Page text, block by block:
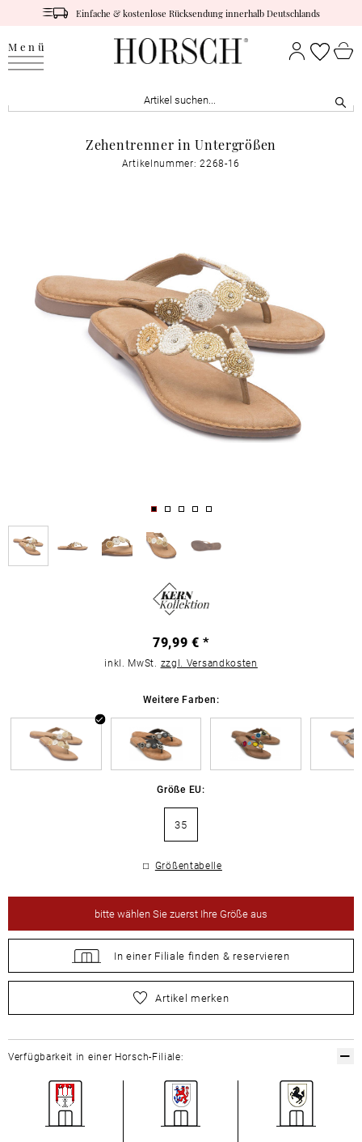
Einfache & kostenlose Rücksendung innerhalb Deutschlands
Menü
Zehentrenner in Untergrößen
Artikelnummer: 2268-16
79,99 € *
inkl. MwSt. zzgl. Versandkosten
Weitere Farben:
Größe EU:
35
Größentabelle
bittewählen Sie zuerst Ihre Größe aus
In einer Filiale finden & reservieren
wählen Sie zuerst Ihre Größe aus
Artikel merken
Verfügbarkeit in einer Horsch-Filiale: